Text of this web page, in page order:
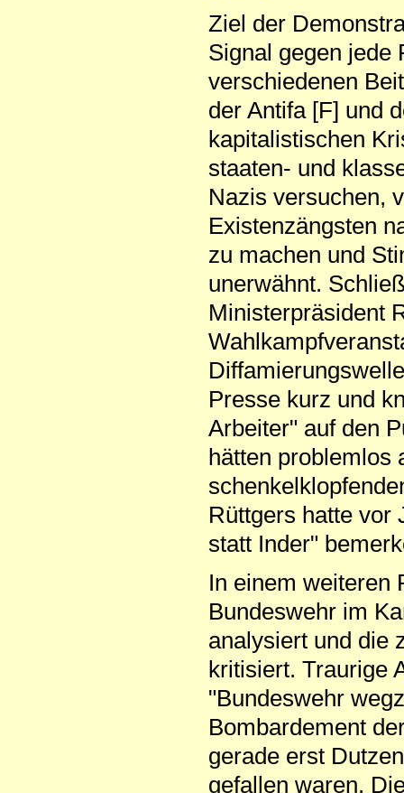
Ziel der
Signal gegen jede
verschiedenen
der Antifa [F] und
kapitalistischen
staaten- und
Nazis versuchen,
Existenzängsten
zu machen und
unerwähnt.
Ministerpräsident
Presse kurz und
Arbeiter" auf den
hätten problemlos
Rüttgers hatte vor
statt Inder"
In einem weiteren
Bundeswehr im
analysiert und die
kritisiert. Traurige
"Bundeswehr
Bombardement
gerade erst
gefallen waren.